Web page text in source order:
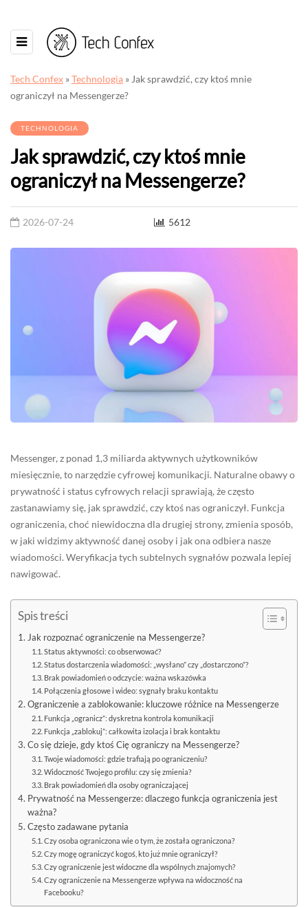
Tech Confex »Technologia » Jak sprawdzić, czy ktoś mnie
ograniczył na Messengerze?
TECHNOLOGIA
Jak sprawdzić, czy ktoś mnie
ograniczył na Messengerze?
2026-07-24 5612
Messenger, z ponad 1,3 miliarda aktywnych użytkowników
miesięcznie, to narzędzie cyfrowej komunikacji. Naturalne obawy o
prywatność i status cyfrowych relacji sprawiają, że często
zastanawiamy się, jak sprawdzić, czy ktoś nas ograniczył. Funkcja
ograniczenia, choć niewidoczna dla drugiej strony, zmienia sposób,
w jaki widzimy aktywność danej osoby i jak ona odbiera nasze
wiadomości. Weryfikacja tych subtelnych sygnałów pozwala lepiej
nawigować.
Spis treści
Jak rozpoznać ograniczenie na Messengerze?
Status aktywności: co obserwować?
Status dostarczenia wiadomości: „wysłano” czy „dostarczono”?
Brak powiadomień o odczycie: ważna wskazówka
Połączenia głosowe i wideo: sygnały braku kontaktu
Ograniczenie a zablokowanie: kluczowe różnice na Messengerze
Funkcja „ogranicz”: dyskretna kontrola komunikacji
Funkcja „zablokuj”: całkowita izolacja i brak kontaktu
Co się dzieje, gdy ktoś Cię ograniczy na Messengerze?
Twoje wiadomości: gdzie trafiają po ograniczeniu?
Widoczność Twojego profilu: czy się zmienia?
Brak powiadomień dla osoby ograniczającej
Prywatność na Messengerze: dlaczego funkcja ograniczenia jest
ważna?
Często zadawane pytania
Czy osoba ograniczona wie o tym, że została ograniczona?
Czy mogę ograniczyć kogoś, kto już mnie ograniczył?
Czy ograniczenie jest widoczne dla wspólnych znajomych?
Czy ograniczenie na Messengerze wpływa na widoczność na
Facebooku?